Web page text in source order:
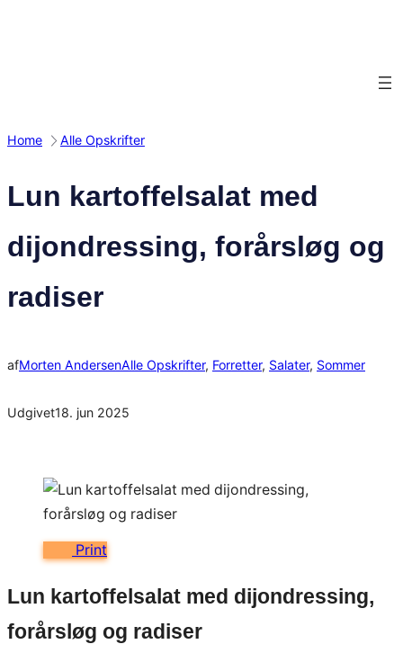
Home Alle Opskrifter
Lun kartoffelsalat med
dijondressing, forårsløg og
radiser
afMorten AndersenAlle Opskrifter, Forretter, Salater, Sommer
Udgivet18. jun 2025
Print
Lun kartoffelsalat med dijondressing,
forårsløg og radiser